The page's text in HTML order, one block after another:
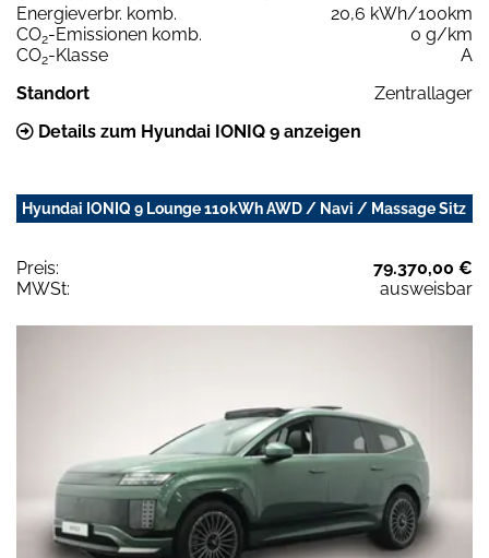
Energieverbr. komb.
20,6 kWh/100km
CO2-Emissionen komb.
0 g/km
CO2-Klasse
A
Standort
Zentrallager
Details zum Hyundai IONIQ 9 anzeigen
Hyundai IONIQ 9 Lounge 110kWh AWD / Navi / Massage Sitz
Preis:
79.370,00 €
MWSt:
ausweisbar